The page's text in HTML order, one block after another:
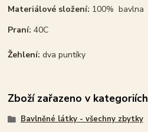
Materiálové složení: 100% bavlna
Praní: 40C
Žehlení: dva puntíky
Zboží zařazeno v kategoriích
Bavlněné látky - všechny zbytky